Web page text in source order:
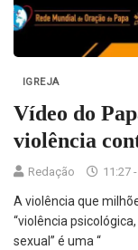
IGREJA
Vídeo do
violência
Redação 11:27
A violência que
“violência
sexual” é uma “